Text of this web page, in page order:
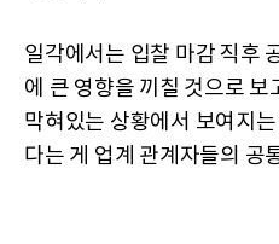
일각에서는 입찰 마감 직후
에 큰 영향을 끼칠 것으로
막혀있는 상황에서 보여지
다는 게 업계 관계자들의 공